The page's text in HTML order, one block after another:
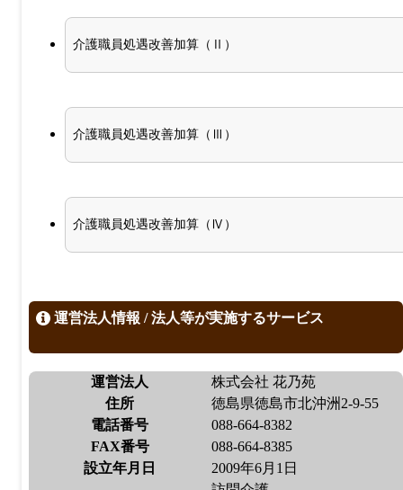
介護職員処遇改善加算（Ⅱ）
介護職員処遇改善加算（Ⅲ）
介護職員処遇改善加算（Ⅳ）
運営法人情報 / 法人等が実施するサービス
運営法人
株式会社 花乃苑
住所
徳島県徳島市北沖洲2-9-55
電話番号
088-664-8382
FAX番号
088-664-8385
設立年月日
2009年6月1日